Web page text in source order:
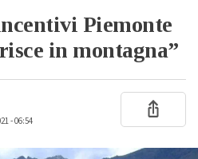
Piemonte
in montagna”
- 06:54